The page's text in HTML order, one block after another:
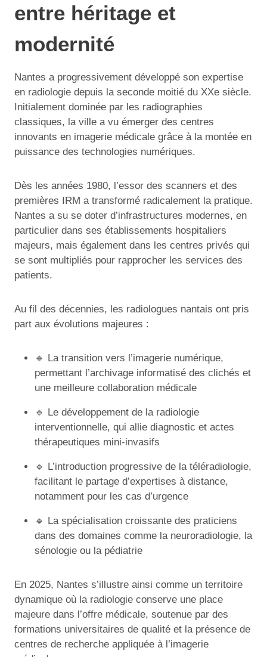
entre héritage et
modernité
Nantes a progressivement développé son expertise
en radiologie depuis la seconde moitié du XXe siècle.
Initialement dominée par les radiographies
classiques, la ville a vu émerger des centres
innovants en imagerie médicale grâce à la montée en
puissance des technologies numériques.
Dès les années 1980, l’essor des scanners et des
premières IRM a transformé radicalement la pratique.
Nantes a su se doter d’infrastructures modernes, en
particulier dans ses établissements hospitaliers
majeurs, mais également dans les centres privés qui
se sont multipliés pour rapprocher les services des
patients.
Au fil des décennies, les radiologues nantais ont pris
part aux évolutions majeures :
🔹 La transition vers l’imagerie numérique,
permettant l’archivage informatisé des clichés et
une meilleure collaboration médicale
🔹 Le développement de la radiologie
interventionnelle, qui allie diagnostic et actes
thérapeutiques mini-invasifs
🔹 L’introduction progressive de la téléradiologie,
facilitant le partage d’expertises à distance,
notamment pour les cas d’urgence
🔹 La spécialisation croissante des praticiens
dans des domaines comme la neuroradiologie, la
sénologie ou la pédiatrie
En 2025, Nantes s’illustre ainsi comme un territoire
dynamique où la radiologie conserve une place
majeure dans l’offre médicale, soutenue par des
formations universitaires de qualité et la présence de
centres de recherche appliquée à l’imagerie